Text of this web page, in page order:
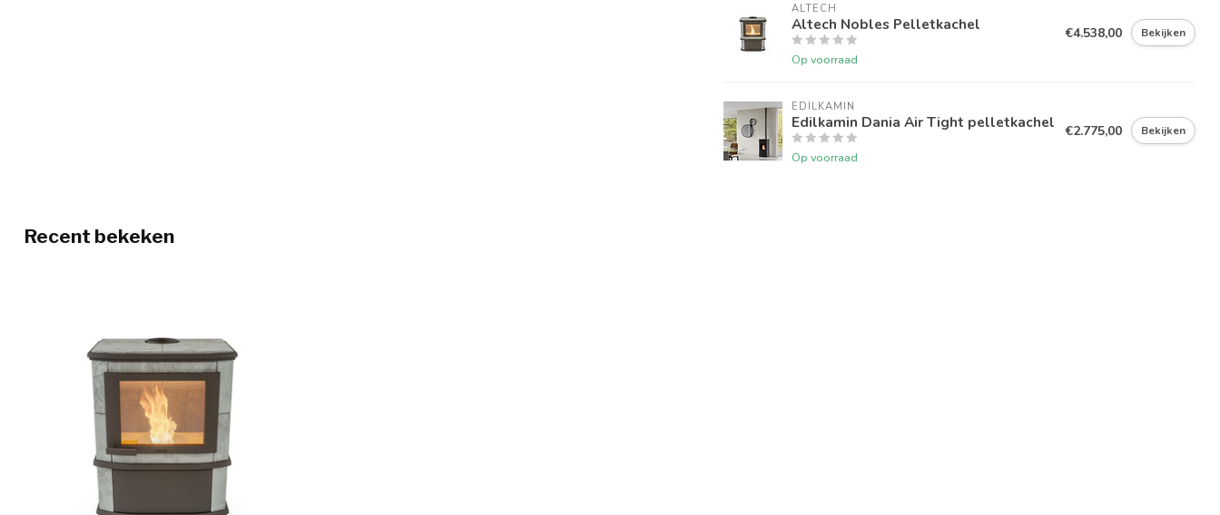
ALTECH
Altech Nobles Pelletkachel
Op voorraad
€4.538,00 Bekijken
EDILKAMIN
Edilkamin Dania Air Tight pelletkachel
Op voorraad
€2.775,00 Bekijken
Recent bekeken